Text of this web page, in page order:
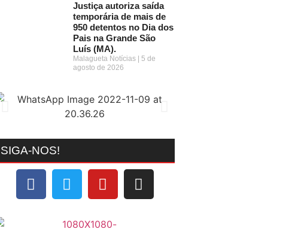
Justiça autoriza saída
temporária de mais de
950 detentos no Dia dos
Pais na Grande São
Luís (MA).
Malagueta Notícias
5 de
agosto de 2026
SIGA-NOS!